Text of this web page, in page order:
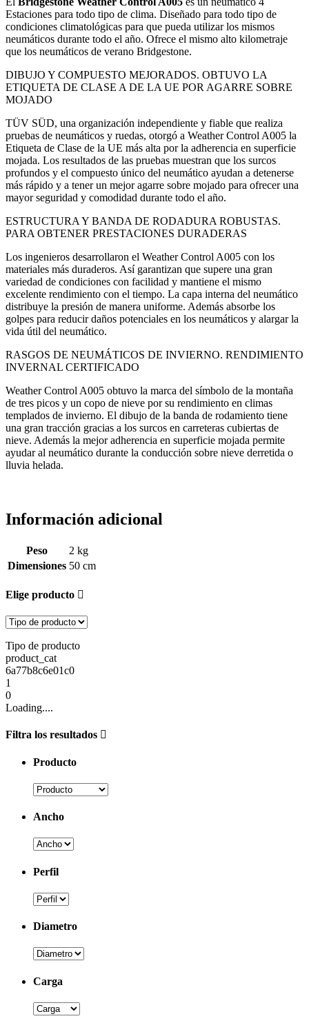
Estaciones para todo tipo de clima. Diseñado para todo tipo de
condiciones climatológicas para que pueda utilizar los mismos
neumáticos durante todo el año. Ofrece el mismo alto kilometraje
que los neumáticos de verano Bridgestone.
DIBUJO Y COMPUESTO MEJORADOS. OBTUVO LA
ETIQUETA DE CLASE A DE LA UE POR AGARRE SOBRE
MOJADO
TÜV SÜD, una organización independiente y fiable que realiza
pruebas de neumáticos y ruedas, otorgó a Weather Control A005 la
Etiqueta de Clase de la UE más alta por la adherencia en superficie
mojada. Los resultados de las pruebas muestran que los surcos
profundos y el compuesto único del neumático ayudan a detenerse
más rápido y a tener un mejor agarre sobre mojado para ofrecer una
mayor seguridad y comodidad durante todo el año.
ESTRUCTURA Y BANDA DE RODADURA ROBUSTAS.
PARA OBTENER PRESTACIONES DURADERAS
Los ingenieros desarrollaron el Weather Control A005 con los
materiales más duraderos. Así garantizan que supere una gran
variedad de condiciones con facilidad y mantiene el mismo
excelente rendimiento con el tiempo. La capa interna del neumático
distribuye la presión de manera uniforme. Además absorbe los
golpes para reducir daños potenciales en los neumáticos y alargar la
vida útil del neumático.
RASGOS DE NEUMÁTICOS DE INVIERNO. RENDIMIENTO
INVERNAL CERTIFICADO
Weather Control A005 obtuvo la marca del símbolo de la montaña
de tres picos y un copo de nieve por su rendimiento en climas
templados de invierno. El dibujo de la banda de rodamiento tiene
una gran tracción gracias a los surcos en carreteras cubiertas de
nieve. Además la mejor adherencia en superficie mojada permite
ayudar al neumático durante la conducción sobre nieve derretida o
lluvia helada.
Información adicional
Peso
2 kg
Dimensiones 50 cm
Elige producto
Tipo de producto
product_cat
6a77b8c6e01c0
1
0
Loading....
Filtra los resultados
Producto
Ancho
Perfil
Diametro
Carga